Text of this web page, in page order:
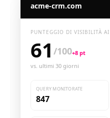
acme-crm.com
PUNTEGGIO DI VISIBILITÀ AI
61 /100+8 pt
vs. ultimi 30 giorni
QUERY MONITORATE
847